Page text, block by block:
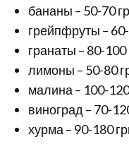
бананы – 50-70
грейпфруты –
гранаты – 80-100
лимоны – 50-80
малина – 100-
виноград – 70-
хурма – 90-180